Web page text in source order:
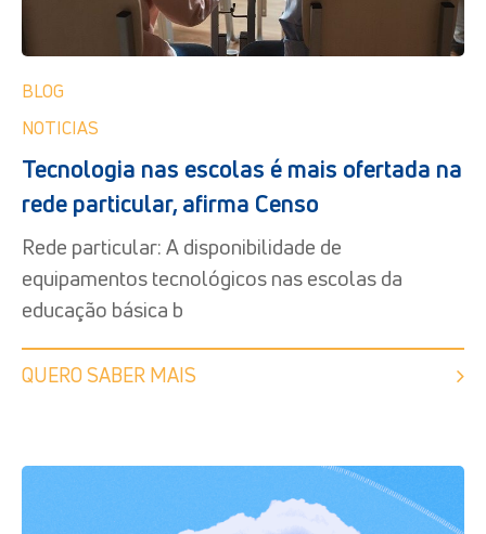
BLOG
NOTICIAS
Tecnologia nas escolas é mais ofertada na
rede particular, afirma Censo
Rede particular: A disponibilidade de
equipamentos tecnológicos nas escolas da
educação básica b
QUERO SABER MAIS